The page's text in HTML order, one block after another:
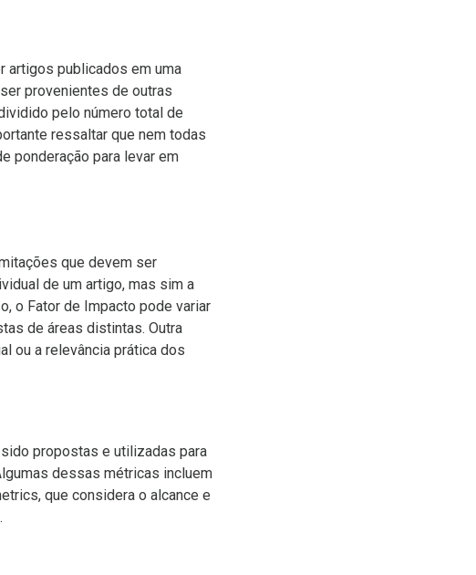
artigos publicados em uma
provenientes de outras
pelo número total de
ressaltar que nem todas
ponderação para levar em
que devem ser
de um artigo, mas sim a
o Fator de Impacto pode variar
de áreas distintas. Outra
ou a relevância prática dos
propostas e utilizadas para
dessas métricas incluem
que considera o alcance e